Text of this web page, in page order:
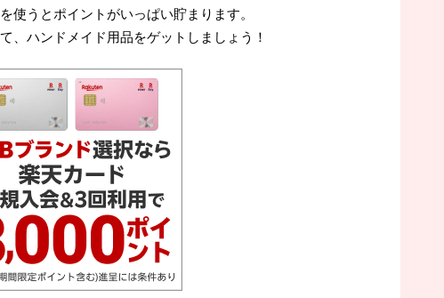
使うとポイントがいっぱい貯まります。
、ハンドメイド用品をゲットしましょう！